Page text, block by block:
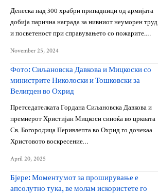
Денеска над 300 храбри припадници од армијата
добија парична награда за нивниот неуморен труд
и посветеност при справувањето со пожарите.…
November 25, 2024
Фото: Сиљановска Давкова и Мицкоски со
министрите Николоски и Тошковски за
Велигден во Охрид
Претседателката Гордана Сиљановска Давкова и
премиерот Христијан Мицкоси синоќа во црквата
Св. Богородица Перивлепта во Охрид го дочекаа
Христовото воскресение…
April 20, 2025
Бјере: Моментумот за проширување е
апсолутно тука, ве молам искористете го